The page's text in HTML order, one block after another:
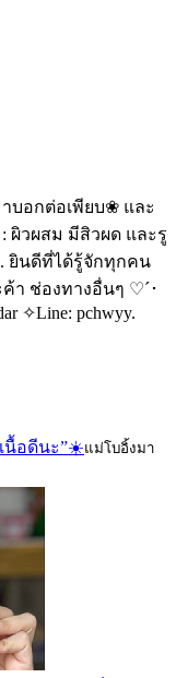
บอกต่อเพียบ❀ และ
ผิวผสม มีสิวผด และรู
ยินดีที่ได้รู้จักทุกคน
า ช่องทางอื่นๆ ♡´･
✧Line: pchwyy.
นื้อดีนะ”☀️แม่โบอิ้งมา